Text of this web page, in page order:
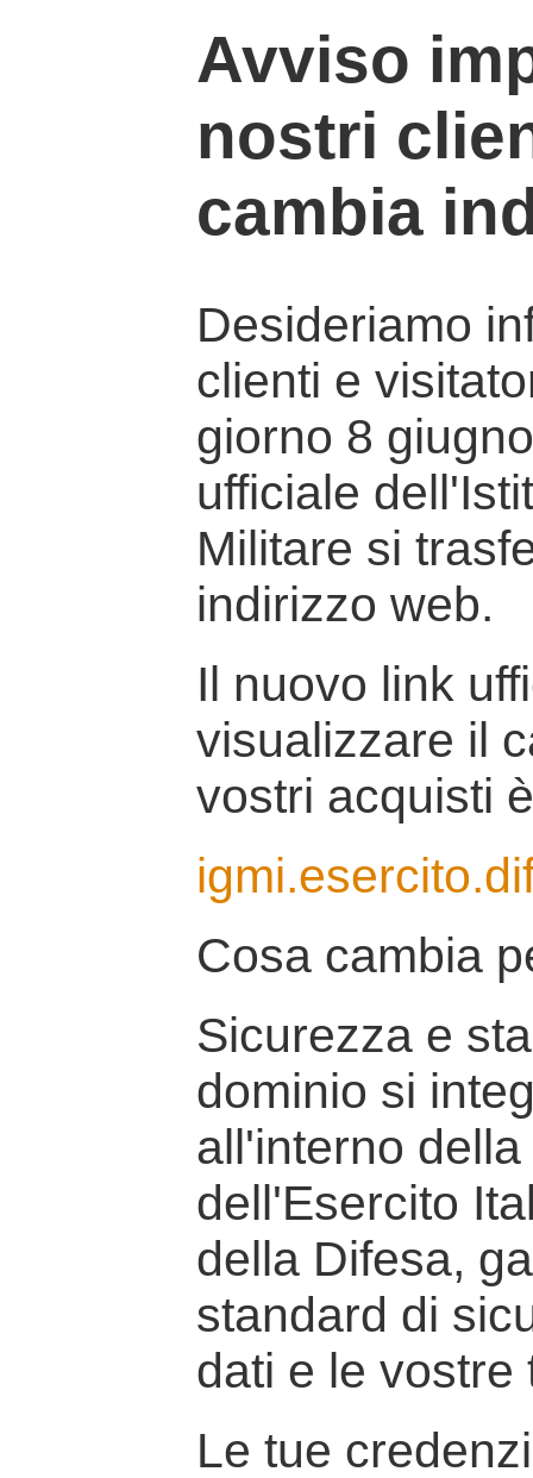
Avviso
nostri
cambia
Desideriamo
clienti e
giorno 8
ufficiale
Militare si
indirizzo web.
Il nuovo link
visualizzare il
vostri acquisti
Cosa cambia
Sicurezza e
dominio si
all'interno
dell'Esercito
della Difesa,
standard di
dati e le vostre
Le tue